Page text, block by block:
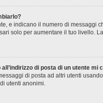
e indicano il numero di
solo per aumentare il tuo livello.
di posta di un utente
di posta ad altri utenti
utenti anonimi.